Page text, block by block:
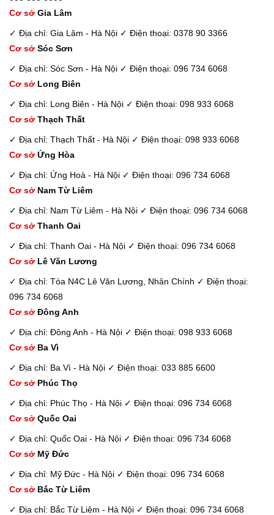
Cơ sở Gia Lâm
✓ Địa chỉ: Gia Lâm - Hà Nội ✓ Điện thoại: 0378 90 3366
Cơ sở Sóc Sơn
✓ Địa chỉ: Sóc Sơn - Hà Nội ✓ Điện thoại: 096 734 6068
Cơ sở Long Biên
✓ Địa chỉ: Long Biên - Hà Nội ✓ Điện thoại: 098 933 6068
Cơ sở Thạch Thất
✓ Địa chỉ: Thạch Thất - Hà Nội ✓ Điện thoại: 098 933 6068
Cơ sở Ứng Hòa
✓ Địa chỉ: Ứng Hoà - Hà Nội ✓ Điện thoại: 096 734 6068
Cơ sở Nam Từ Liêm
✓ Địa chỉ: Nam Từ Liêm - Hà Nội ✓ Điện thoại: 096 734 6068
Cơ sở Thanh Oai
✓ Địa chỉ: Thanh Oai - Hà Nội ✓ Điện thoại: 096 734 6068
Cơ sở Lê Văn Lương
✓ Địa chỉ: Tòa N4C Lê Văn Lương, Nhân Chính ✓ Điện thoại:
096 734 6068
Cơ sở Đông Anh
✓ Địa chỉ: Đông Anh - Hà Nội ✓ Điện thoại: 098 933 6068
Cơ sở Ba Vì
✓ Địa chỉ: Ba Vì - Hà Nội ✓ Điện thoại: 033 885 6600
Cơ sở Phúc Thọ
✓ Địa chỉ: Phúc Thọ - Hà Nội ✓ Điện thoại: 096 734 6068
Cơ sở Quốc Oai
✓ Địa chỉ: Quốc Oai - Hà Nội ✓ Điện thoại: 096 734 6068
Cơ sở Mỹ Đức
✓ Địa chỉ: Mỹ Đức - Hà Nội ✓ Điện thoại: 096 734 6068
Cơ sở Bắc Từ Liêm
✓ Địa chỉ: Bắc Từ Liêm - Hà Nội ✓ Điện thoại: 096 734 6068